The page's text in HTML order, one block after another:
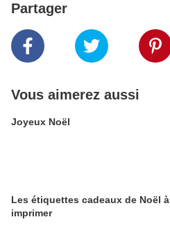
Partager
Vous aimerez aussi
Joyeux Noël
Les étiquettes cadeaux de Noël à
imprimer